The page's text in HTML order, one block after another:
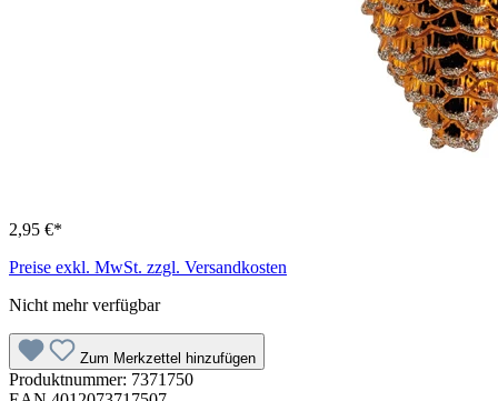
2,95 €*
Preise exkl. MwSt. zzgl. Versandkosten
Nicht mehr verfügbar
Zum Merkzettel hinzufügen
Produktnummer: 7371750